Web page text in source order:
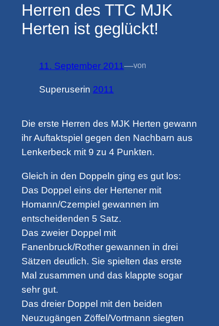
Herren des TTC MJK
Herten ist geglückt!
11. September 2011—von
Superuserin 2011
Die erste Herren des MJK Herten gewann
ihr Auftaktspiel gegen den Nachbarn aus
Lenkerbeck mit 9 zu 4 Punkten.
Gleich in den Doppeln ging es gut los:
Das Doppel eins der Hertener mit
Homann/Czempiel gewannen im
entscheidenden 5 Satz.
Das zweier Doppel mit
Fanenbruck/Rother gewannen in drei
Sätzen deutlich. Sie spielten das erste
Mal zusammen und das klappte sogar
sehr gut.
Das dreier Doppel mit den beiden
Neuzugängen Zöffel/Vortmann siegten